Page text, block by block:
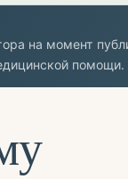
на момент
помощи.